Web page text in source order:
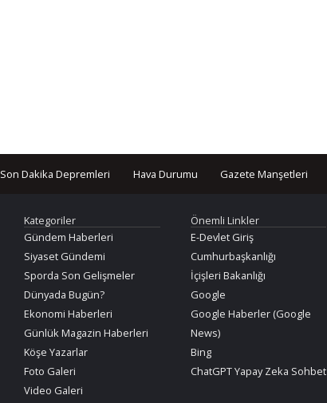
Son Dakika Depremleri Hava Durumu Gazete Manşetleri
Kategoriler
Gündem Haberleri
Siyaset Gündemi
Sporda Son Gelişmeler
Dünyada Bugün?
Ekonomi Haberleri
Günlük Magazin Haberleri
Köşe Yazarlar
Foto Galeri
Video Galeri
Önemli Linkler
E-Devlet Giriş
Cumhurbaşkanlığı
İçişleri Bakanlığı
Google
Google Haberler (Google
News)
Bing
ChatGPT Yapay Zeka Sohbet